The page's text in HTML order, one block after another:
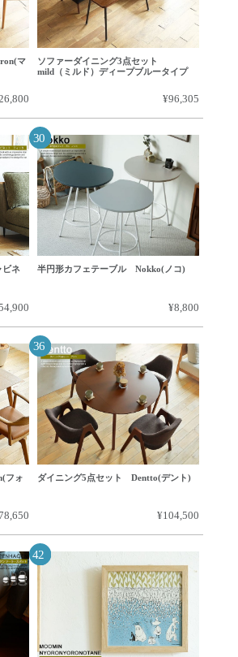
マ
ソファーダイニング3点セット
mild（ミルド）ディープブルータイプ
¥96,305
ビネ
半円形カフェテーブル Nokko(ノコ)
¥8,800
フォ
ダイニング5点セット Dentto(デント)
¥104,500